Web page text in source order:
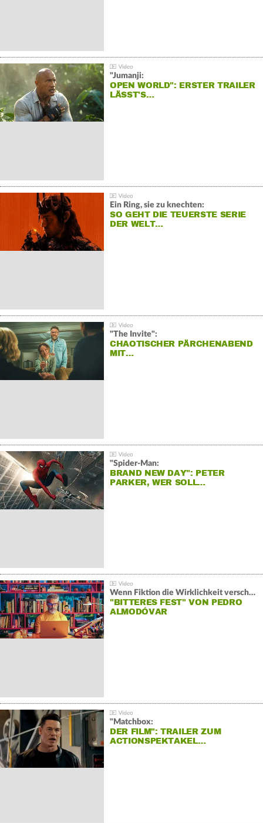
"Jumanji:
OPEN WORLD": ERSTER TRAILER
LÄSST'S…
Ein Ring, sie zu knechten:
SO GEHT DIE TEUERSTE SERIE
DER WELT…
"The Invite":
CHAOTISCHER PÄRCHENABEND
MIT…
"Spider-Man:
BRAND NEW DAY": PETER
PARKER, WER SOLL…
Wenn Fiktion die Wirklichkeit verschiebt:
"BITTERES FEST" VON PEDRO
ALMODÓVAR
"Matchbox:
DER FILM": TRAILER ZUM
ACTIONSPEKTAKEL…